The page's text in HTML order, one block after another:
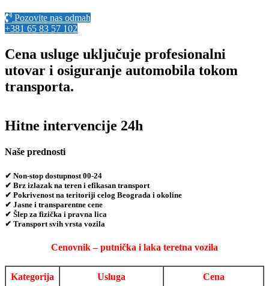
Pozovite nas odmah
+381 65 83 57 102
Cena usluge uključuje profesionalni
utovar i osiguranje automobila tokom
transporta.
Hitne intervencije 24h
Naše prednosti
✔ Non-stop dostupnost 00-24
✔ Brz izlazak na teren i efikasan transport
✔ Pokrivenost na teritoriji celog Beograda i okoline
✔ Jasne i transparentne cene
✔ Šlep za fizička i pravna lica
✔ Transport svih vrsta vozila
Cenovnik – putnička i laka teretna vozila
Kategorija Usluga Cena